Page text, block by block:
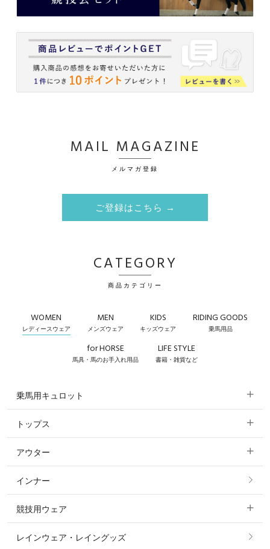
MAIL MAGAZINE
メルマガ登録
ご登録はこちら →
CATEGORY
商品カテゴリー
WOMEN
レディースウェア
MEN
メンズウェア
KIDS
キッズウェア
RIDING GOODS
乗馬用品
for HORSE
馬具・馬のお手入れ用品
LIFE STYLE
書籍・雑貨など
乗馬用キュロット
すべてのキュロット
フルグリップ・尻革 キュロット
ニーグリップ・膝革 キュロット
トップス
すべてのトップス
ポロシャツ
カットソー・Tシャツ・タンクトップ
アウター
すべてのアウター
コート
ジャケット・ブルゾン
インナー
競技用ウェア
すべての競技用ウェア
レインウェア・レイングッズ